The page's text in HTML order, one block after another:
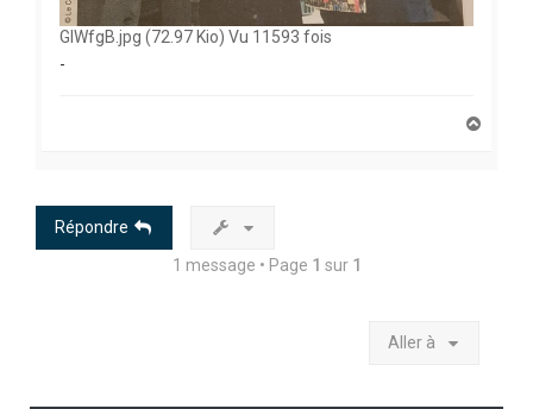
GlWfgB.jpg (72.97 Kio) Vu 11593 fois
-
Répondre
1 message • Page 1 sur 1
Aller à